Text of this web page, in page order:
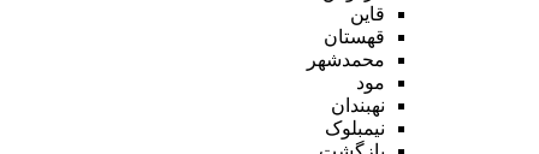
قاین
قهستان
محمدشهر
مود
نهبندان
نیمبلوک